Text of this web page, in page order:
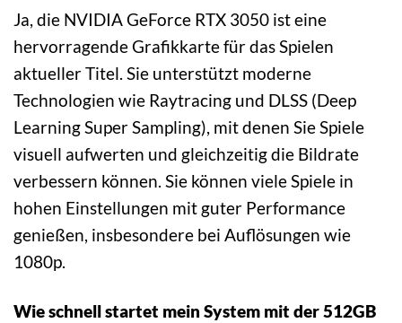
Ja, die NVIDIA GeForce RTX 3050 ist eine
hervorragende Grafikkarte für das Spielen
aktueller Titel. Sie unterstützt moderne
Technologien wie Raytracing und DLSS (Deep
Learning Super Sampling), mit denen Sie Spiele
visuell aufwerten und gleichzeitig die Bildrate
verbessern können. Sie können viele Spiele in
hohen Einstellungen mit guter Performance
genießen, insbesondere bei Auflösungen wie
1080p.
Wie schnell startet mein System mit der 512GB